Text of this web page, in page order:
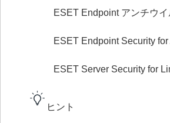
ESET Endpoint アンチウ
ESET Endpoint Security
ESET Server Security for
ヒント